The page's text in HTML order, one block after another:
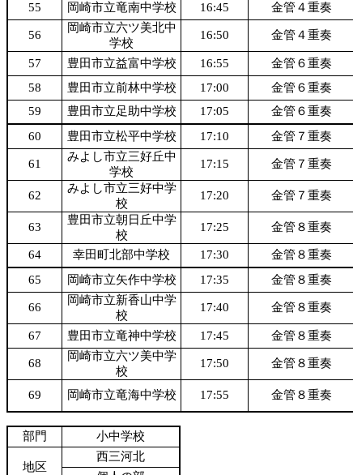
55 岡崎市立竜南中学校 16:45 金管４重奏
56
岡崎市立六ツ美北中
学校
16:50 金管４重奏
57 豊田市立益富中学校 16:55 金管６重奏
58
豊田市立前林中学校 17:00 金管６重奏
59
豊田市立足助中学校 17:05 金管６重奏
60
豊田市立松平中学校 17:10 金管７重奏
61
みよし市立三好丘中
学校
17:15 金管７重奏
62
みよし市立三好中学
校
17:20 金管７重奏
63
豊田市立朝日丘中学
校
17:25 金管８重奏
64 幸田町北部中学校 17:30 金管８重奏
65
岡崎市立矢作中学校 17:35 金管８重奏
66
岡崎市立新香山中学
校
17:40 金管８重奏
67 豊田市立竜神中学校 17:45 金管８重奏
68
岡崎市立六ツ美中学
校
17:50 金管８重奏
69 岡崎市立竜海中学校 17:55 金管８重奏
部門 小中学校
地区
西三河北